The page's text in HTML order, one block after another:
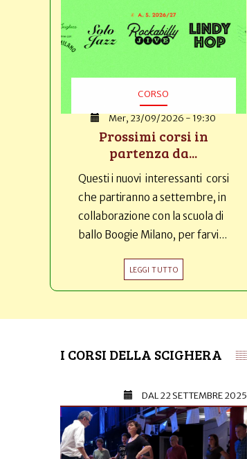
CORSO
Mer, 23/09/2026 - 19:30
Prossimi corsi in
partenza da...
Questi i nuovi interessanti corsi
che partiranno a settembre, in
collaborazione con la scuola di
ballo Boogie Milano, per farvi...
LEGGI TUTTO
I CORSI DELLA SCIGHERA
DAL22 SETTEMBRE 2025